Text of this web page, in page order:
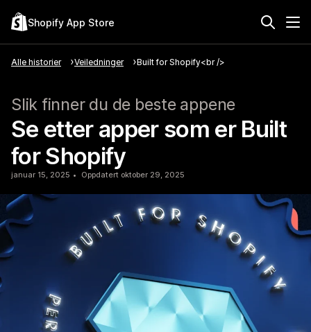
Shopify App Store
Alle historier Veiledninger Built for Shopify<br />
Slik finner du de beste appene
Se etter apper som er Built
for Shopify
januar 15, 2025 Oppdatert oktober 29, 2025